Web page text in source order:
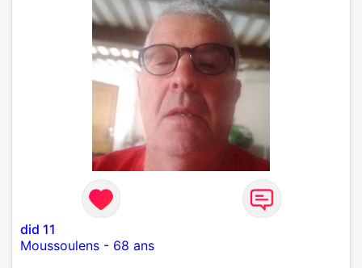
did 11
Moussoulens - 68 ans